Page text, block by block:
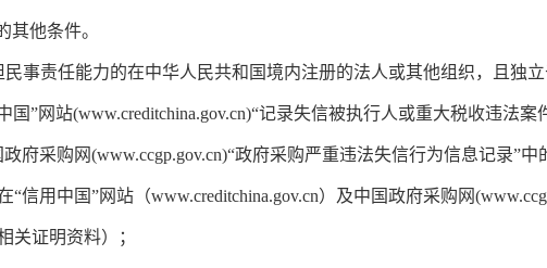
他条件。
责任能力的在中华人民共和国境内注册的法人或其他组织，且独立
”网站(www.creditchina.gov.cn)“记录失信被执行人或重大税收违法
府采购网(www.ccgp.gov.cn)“政府采购严重违法失信行为信息记录”
“信用中国”网站（www.creditchina.gov.cn）及中国政府采购网
关证明资料）；